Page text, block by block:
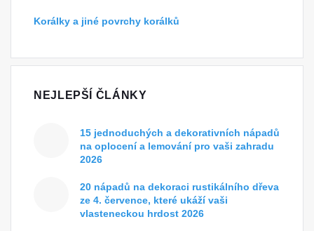
Korálky a jiné povrchy korálků
NEJLEPŠÍ ČLÁNKY
15 jednoduchých a dekorativních nápadů
na oplocení a lemování pro vaši zahradu
2026
20 nápadů na dekoraci rustikálního dřeva
ze 4. července, které ukáží vaši
vlasteneckou hrdost 2026